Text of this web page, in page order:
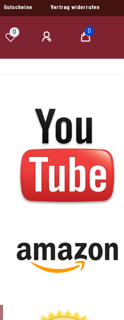
Gutscheine Vertrag widerrufen
0 0